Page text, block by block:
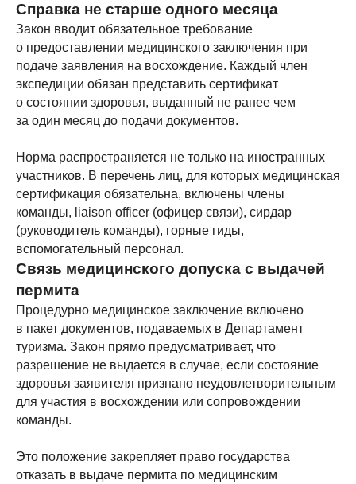
Справка не старше одного месяца
Закон вводит обязательное требование
о предоставлении медицинского заключения при
подаче заявления на восхождение. Каждый член
экспедиции обязан представить сертификат
о состоянии здоровья, выданный не ранее чем
за один месяц до подачи документов.
Норма распространяется не только на иностранных
участников. В перечень лиц, для которых медицинская
сертификация обязательна, включены члены
команды, liaison officer (офицер связи), сирдар
(руководитель команды), горные гиды,
вспомогательный персонал.
Связь медицинского допуска с выдачей
пермита
Процедурно медицинское заключение включено
в пакет документов, подаваемых в Департамент
туризма. Закон прямо предусматривает, что
разрешение не выдается в случае, если состояние
здоровья заявителя признано неудовлетворительным
для участия в восхождении или сопровождении
команды.
Это положение закрепляет право государства
отказать в выдаче пермита по медицинским